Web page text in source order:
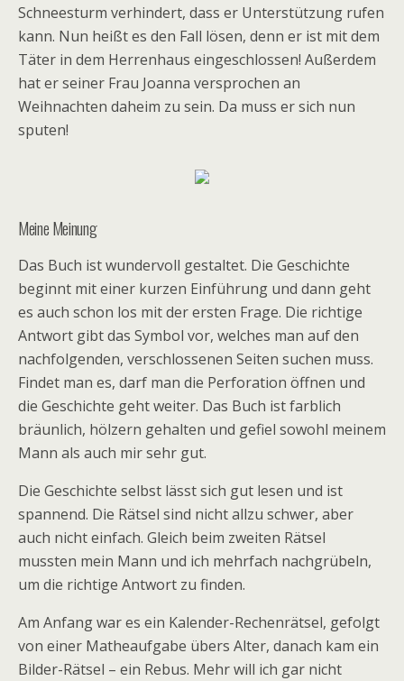
Schneesturm verhindert, dass er Unterstützung rufen
kann. Nun heißt es den Fall lösen, denn er ist mit dem
Täter in dem Herrenhaus eingeschlossen! Außerdem
hat er seiner Frau Joanna versprochen an
Weihnachten daheim zu sein. Da muss er sich nun
sputen!
Meine Meinung
Das Buch ist wundervoll gestaltet. Die Geschichte
beginnt mit einer kurzen Einführung und dann geht
es auch schon los mit der ersten Frage. Die richtige
Antwort gibt das Symbol vor, welches man auf den
nachfolgenden, verschlossenen Seiten suchen muss.
Findet man es, darf man die Perforation öffnen und
die Geschichte geht weiter. Das Buch ist farblich
bräunlich, hölzern gehalten und gefiel sowohl meinem
Mann als auch mir sehr gut.
Die Geschichte selbst lässt sich gut lesen und ist
spannend. Die Rätsel sind nicht allzu schwer, aber
auch nicht einfach. Gleich beim zweiten Rätsel
mussten mein Mann und ich mehrfach nachgrübeln,
um die richtige Antwort zu finden.
Am Anfang war es ein Kalender-Rechenrätsel, gefolgt
von einer Matheaufgabe übers Alter, danach kam ein
Bilder-Rätsel – ein Rebus. Mehr will ich gar nicht